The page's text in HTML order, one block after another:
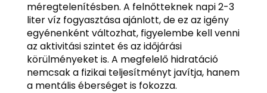
méregtelenítésben. A felnőtteknek napi 2-3
liter víz fogyasztása ajánlott, de ez az igény
egyénenként változhat, figyelembe kell venni
az aktivitási szintet és az időjárási
körülményeket is. A megfelelő hidratáció
nemcsak a fizikai teljesítményt javítja, hanem
a mentális éberséget is fokozza.